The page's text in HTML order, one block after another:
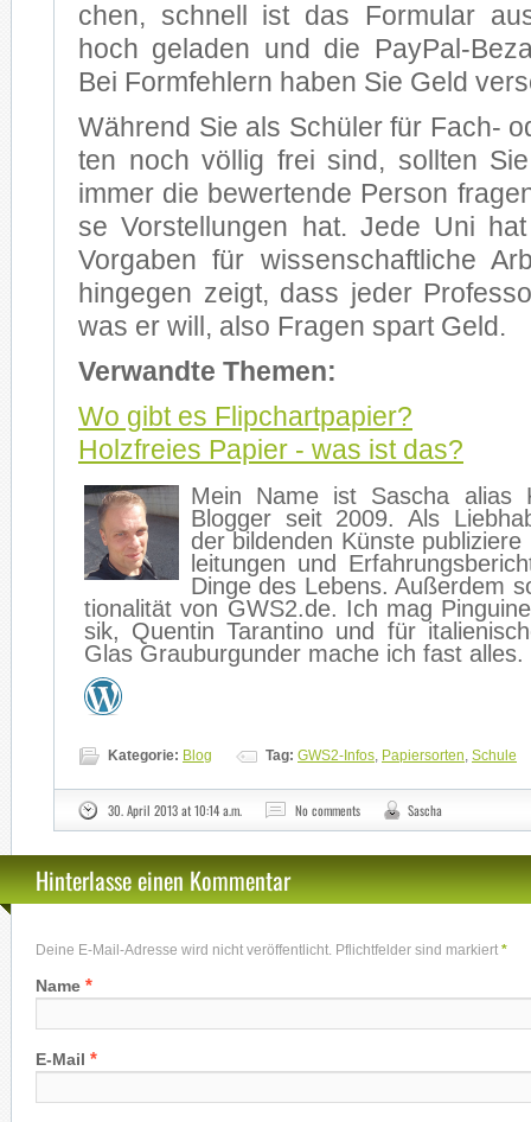
chen, schnell ist das For­mu­lar
hoch ge­la­den und die PayPal-
Bei Form­feh­lern ha­ben Sie Geld
Wäh­rend Sie als Schü­ler für Fach-
ten noch völ­lig frei sind, soll­ten
im­mer die be­wer­ten­de Per­son
se Vor­stel­lun­gen hat. Jede Uni
Vor­ga­ben für wis­sen­schaft­li­che
hin­ge­gen zeigt, dass je­der
was er will, also Fra­gen spart Geld.
Ver­wand­te The­men:
Wo gibt es Flip­chart­pa­pier?
Holz­frei­es Pa­pier - was ist das?
Mein Name ist Sa­scha ali­as
Blog­ger seit 2009. Als
der bil­den­den Küns­te
lei­tun­gen und
Din­ge des Le­bens. Au­ßer­dem
tio­na­li­tät von GWS2.de. Ich mag
sik, Quen­tin Ta­ran­ti­no und für
Glas Grau­bur­gun­der ma­che ich fast al­les.
Kategorie: Blog Tag: GWS2-Infos, Papiersorten, Schule
30. April 2013 at 10:14 a.m. No comments Sascha
Hinterlasse einen Kommentar
Deine E-Mail-Adresse wird nicht veröffentlicht. Pflichtfelder sind markiert *
Name *
E-Mail *